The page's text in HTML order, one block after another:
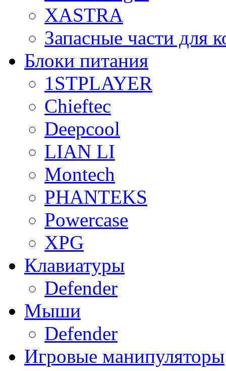
XASTRA
Запасные части для
Блоки питания
1STPLAYER
Chieftec
Deepcool
LIAN LI
Montech
PHANTEKS
Powercase
XPG
Клавиатуры
Defender
Мыши
Defender
Игровые манипуляторы